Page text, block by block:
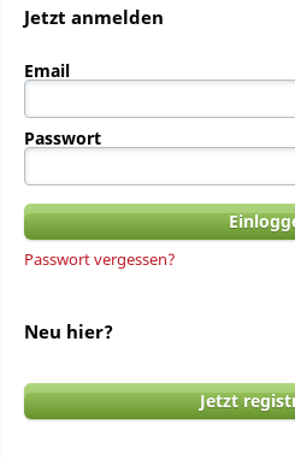
Jetzt anmelden
Email
Passwort
Passwort vergessen?
Neu hier?
Jetzt